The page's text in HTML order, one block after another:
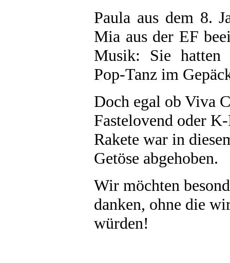
Paula aus dem 8.
Mia aus der EF
Musik: Sie hatten
Pop-Tanz im
Doch egal ob Viva
Fastelovend oder
Rakete war in
Getöse abgehoben.
Wir möchten
danken, ohne die
würden!